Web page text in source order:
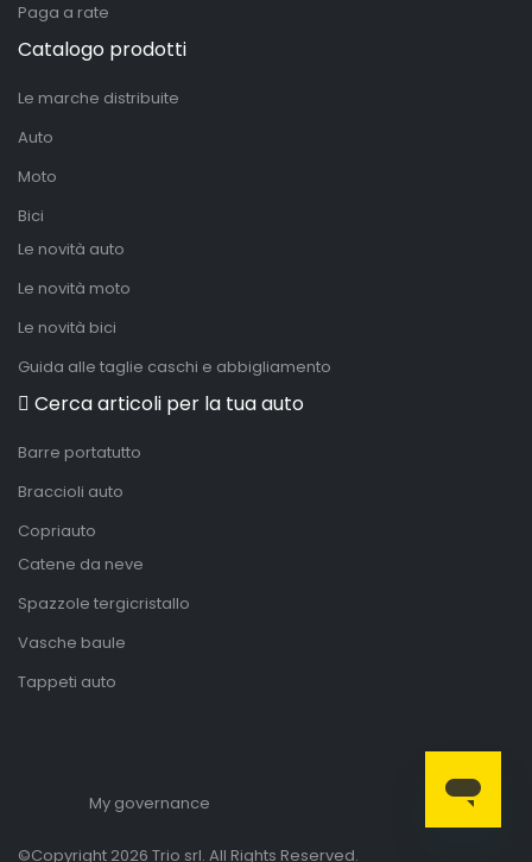
Paga a rate
Catalogo prodotti
Le marche distribuite
Auto
Moto
Bici
Le novità auto
Le novità moto
Le novità bici
Guida alle taglie caschi e abbigliamento
Cerca articoli per la tua auto
Barre portatutto
Braccioli auto
Copriauto
Catene da neve
Spazzole tergicristallo
Vasche baule
Tappeti auto
My governance
©Copyright 2026 Trio srl. All Rights Reserved.